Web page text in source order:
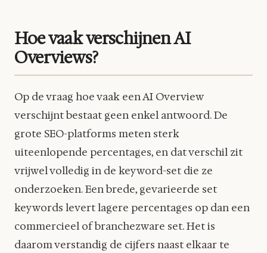
Hoe vaak verschijnen AI
Overviews?
Op de vraag hoe vaak een AI Overview
verschijnt bestaat geen enkel antwoord. De
grote SEO-platforms meten sterk
uiteenlopende percentages, en dat verschil zit
vrijwel volledig in de keyword-set die ze
onderzoeken. Een brede, gevarieerde set
keywords levert lagere percentages op dan een
commercieel of branchezware set. Het is
daarom verstandig de cijfers naast elkaar te